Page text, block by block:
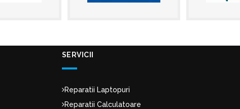
SERVICII
Reparatii Laptopuri
Reparatii Calculatoare